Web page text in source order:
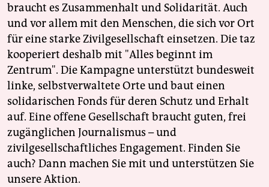
braucht es Zusammenhalt und Solidarität. Auch
und vor allem mit den Menschen, die sich vor Ort
für eine starke Zivilgesellschaft einsetzen. Die taz
kooperiert deshalb mit "Alles beginnt im
Zentrum". Die Kampagne unterstützt bundesweit
linke, selbstverwaltete Orte und baut einen
solidarischen Fonds für deren Schutz und Erhalt
auf. Eine offene Gesellschaft braucht guten, frei
zugänglichen Journalismus – und
zivilgesellschaftliches Engagement. Finden Sie
auch? Dann machen Sie mit und unterstützen Sie
unsere Aktion.